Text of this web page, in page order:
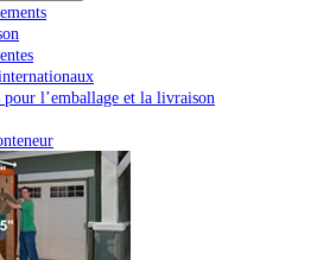
pour l’emballage et la livraison